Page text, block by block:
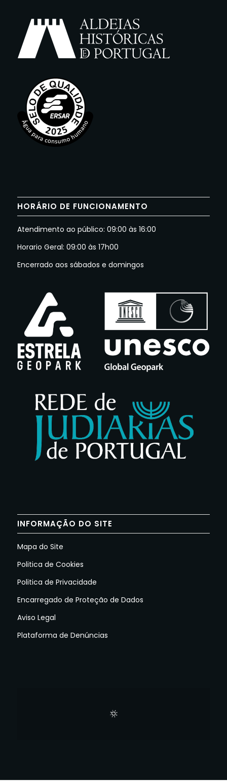
HORÁRIO DE FUNCIONAMENTO
Atendimento ao público: 09:00 às 16:00
Horario Geral: 09:00 às 17h00
Encerrado aos sábados e domingos
INFORMAÇÃO DO SITE
Mapa do Site
Politica de Cookies
Politica de Privacidade
Encarregado de Proteção de Dados
Aviso Legal
Plataforma de Denúncias